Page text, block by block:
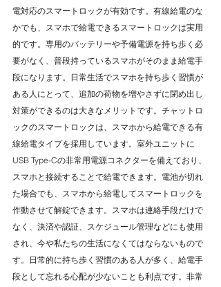
電対応のスマートロックが有効です。有線給電のな
かでも、スマホで給電できるスマートロックは実用
的です。専用のバッテリーや予備電源を持ち歩く必
要がなく、普段持っているスマホがそのまま給電手
段になります。日常生活でスマホを持ち歩く習慣が
ある人にとって、追加の荷物を増やさずに閉め出し
対策ができるのは大きなメリットです。チャットロ
ックのスマートロックは、スマホから給電できる有
線給電タイプを採用しています。室外ユニットに
USB Type-Cの非常用電源コネクターを備えており、
スマホと接続することで給電できます。電池が切れ
た場合でも、スマホから給電してスマートロックを
作動させて解錠できます。スマホは連絡手段だけで
なく、決済や認証、スケジュール管理などにも使用
され、今や私たちの生活になくてはならないもので
す。日常的に持ち歩く習慣のある人が多く、給電手
段として忘れる心配が少ないことも利点です。非常